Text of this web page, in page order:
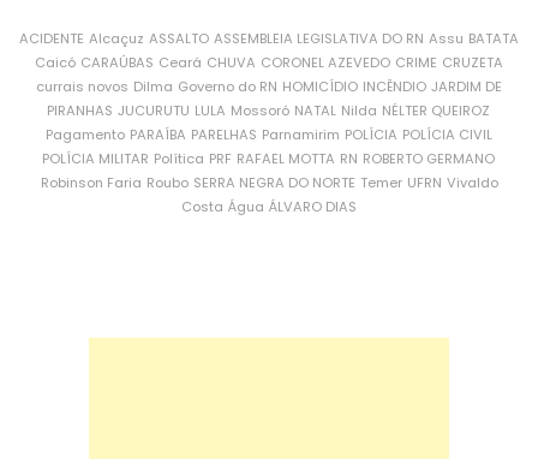
ACIDENTE Alcaçuz ASSALTO ASSEMBLEIA LEGISLATIVA DO RN Assu BATATA
Caicó CARAÚBAS Ceará CHUVA CORONEL AZEVEDO CRIME CRUZETA
currais novos Dilma Governo do RN HOMICÍDIO INCÊNDIO JARDIM DE
PIRANHAS JUCURUTU LULA Mossoró NATAL Nilda NÉLTER QUEIROZ
Pagamento PARAÍBA PARELHAS Parnamirim POLÍCIA POLÍCIA CIVIL
POLÍCIA MILITAR Política PRF RAFAEL MOTTA RN ROBERTO GERMANO
Robinson Faria Roubo SERRA NEGRA DO NORTE Temer UFRN Vivaldo
Costa Água ÁLVARO DIAS